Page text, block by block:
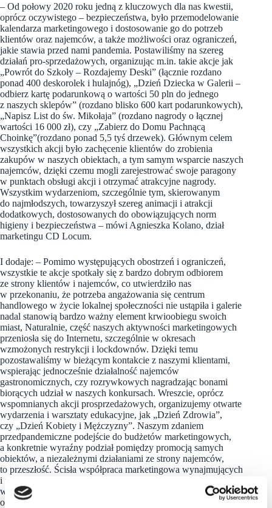
– Od połowy 2020 roku jedną z kluczowych dla nas kwestii,
oprócz oczywistego – bezpieczeństwa, było przemodelowanie
kalendarza marketingowego i dostosowanie go do potrzeb
klientów oraz najemców, a także możliwości oraz ograniczeń,
jakie stawia przed nami pandemia. Postawiliśmy na szereg
działań pro-sprzedażowych, organizując m.in. takie akcje jak
„Powrót do Szkoły – Rozdajemy Deski” (łącznie rozdano
ponad 400 deskorolek i hulajnóg), „Dzień Dziecka w Galerii –
odbierz kartę podarunkową o wartości 50 pln do jednego
z naszych sklepów” (rozdano blisko 600 kart podarunkowych),
„Napisz List do św. Mikołaja” (rozdano nagrody o łącznej
wartości 16 000 zł), czy „Zabierz do Domu Pachnącą
Choinkę”(rozdano ponad 5,5 tyś drzewek). Głównym celem
wszystkich akcji było zachęcenie klientów do zrobienia
zakupów w naszych obiektach, a tym samym wsparcie naszych
najemców, dzięki czemu mogli zarejestrować swoje paragony
w punktach obsługi akcji i otrzymać atrakcyjne nagrody.
Wszystkim wydarzeniom, szczególnie tym, skierowanym
do najmłodszych, towarzyszył szereg animacji i atrakcji
dodatkowych, dostosowanych do obowiązujących norm
higieny i bezpieczeństwa – mówi Agnieszka Kolano, dział
marketingu CD Locum.
I dodaje: – Pomimo występujących obostrzeń i ograniczeń,
wszystkie te akcje spotkały się z bardzo dobrym odbiorem
ze strony klientów i najemców, co utwierdziło nas
w przekonaniu, że potrzeba angażowania się centrum
handlowego w życie lokalnej społeczności nie ustąpiła i galerie
nadal stanowią bardzo ważny element krwioobiegu swoich
miast, Naturalnie, część naszych aktywności marketingowych
przeniosła się do Internetu, szczególnie w okresach
wzmożonych restrykcji i lockdownów. Dzięki temu
pozostawaliśmy w bieżącym kontakcie z naszymi klientami,
wspierając jednocześnie działalność najemców
gastronomicznych, czy rozrywkowych nagradzając bonami
biorących udział w naszych konkursach. Wreszcie, oprócz
wspomnianych akcji prosprzedażowych, organizujemy otwarte
wydarzenia i warsztaty edukacyjne, jak „Dzień Zdrowia”,
czy „Dzień Kobiety i Mężczyzny”. Naszym zdaniem
przedpandemiczne podejście do budżetów marketingowych,
a konkretnie wyraźny podział pomiędzy promocją samych
obiektów, a niezależnymi działaniami ze strony najemców,
to przeszłość. Ścisła współpraca marketingowa wynajmujących
i najemców jest obecnie kluczem do osiągnięcia sukcesu
w postaci skutecznej promocji oferty handlowej i usługowej
obiektów handlowych – mówi Agnieszka Kolano, dział